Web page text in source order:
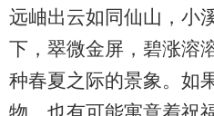
远岫出云如同仙山，小
下，翠微金屏，碧涨溶
种春夏之际的景象。如